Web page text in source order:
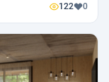
122 0